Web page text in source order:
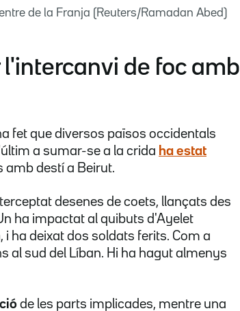
de la Franja (Reuters/Ramadan Abed)
de foc amb
fet que diversos països occidentals
a sumar-se a la crida ha estat
amb destí a Beirut.
desenes de coets, llançats des
ha impactat al quibuts d'Ayelet
i ha deixat dos soldats ferits. Com a
al sud del Líban. Hi ha hagut almenys
de les parts implicades, mentre una